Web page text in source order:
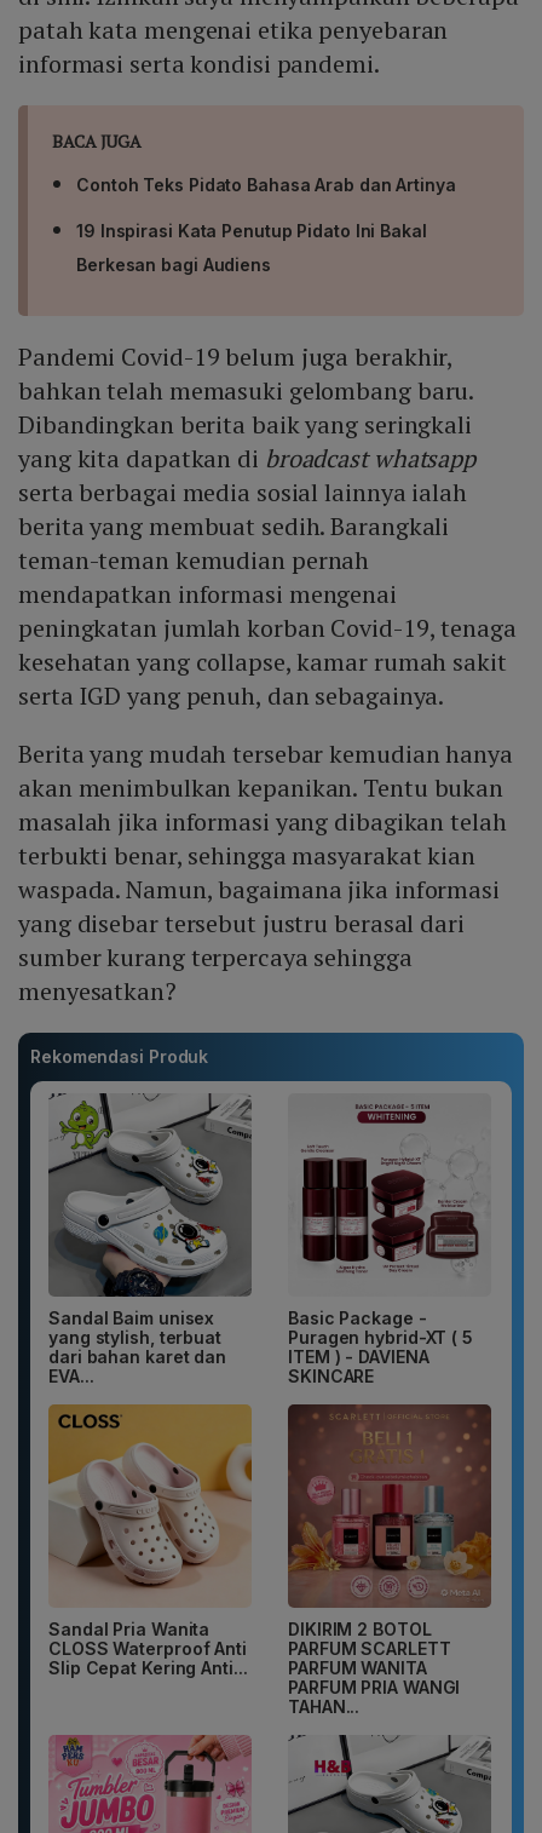
patah kata mengenai etika penyebaran
informasi serta kondisi pandemi.
BACA JUGA
Contoh Teks Pidato Bahasa Arab dan Artinya
19 Inspirasi Kata Penutup Pidato Ini Bakal
Berkesan bagi Audiens
Pandemi Covid-19 belum juga berakhir,
bahkan telah memasuki gelombang baru.
Dibandingkan berita baik yang seringkali
yang kita dapatkan di broadcast whatsapp
serta berbagai media sosial lainnya ialah
berita yang membuat sedih. Barangkali
teman-teman kemudian pernah
mendapatkan informasi mengenai
peningkatan jumlah korban Covid-19, tenaga
kesehatan yang collapse, kamar rumah sakit
serta IGD yang penuh, dan sebagainya.
Berita yang mudah tersebar kemudian hanya
akan menimbulkan kepanikan. Tentu bukan
masalah jika informasi yang dibagikan telah
terbukti benar, sehingga masyarakat kian
waspada. Namun, bagaimana jika informasi
yang disebar tersebut justru berasal dari
sumber kurang terpercaya sehingga
menyesatkan?
Rekomendasi Produk
Sandal Baim unisex
yang stylish, terbuat
dari bahan karet dan
EVA...
Basic Package -
Puragen hybrid-XT ( 5
ITEM ) - DAVIENA
SKINCARE
Sandal Pria Wanita
CLOSS Waterproof Anti
Slip Cepat Kering Anti...
DIKIRIM 2 BOTOL
PARFUM SCARLETT
PARFUM WANITA
PARFUM PRIA WANGI
TAHAN...